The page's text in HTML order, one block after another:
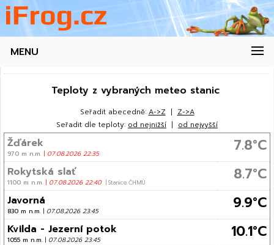
MENU
Teploty z vybraných meteo stanic
Seřadit abecedně: A->Z| Z->A
Seřadit dle teploty: od nejnižší | od nejvyšší
Žďárek
970 m n.m. | 07.08.2026 22:35 7.8°C
Rokytská slať
1100 m n.m. | 07.08.2026 22:40 | Stanice ČHMÚ 8.7°C
Javorná
830 m n.m. | 07.08.2026 23:45 9.9°C
Kvilda - Jezerní potok
1055 m n.m. | 07.08.2026 23:45 10.1°C